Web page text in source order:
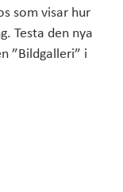
som visar hur
Testa den nya
”Bildgalleri” i